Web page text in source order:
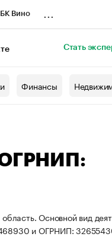
Вино
Стать
Финансы
ОГРНИП:
Основной вид
и ОГРНИП: